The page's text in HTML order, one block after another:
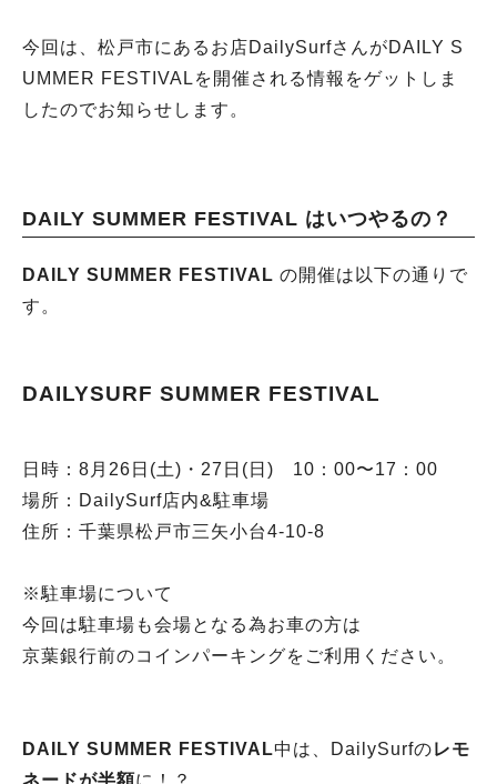
今回は、松戸市にあるお店DailySurfさんがDAILY S
UMMER FESTIVALを開催される情報をゲットしま
したのでお知らせします。
DAILY SUMMER FESTIVAL はいつやるの？
DAILY SUMMER FESTIVAL の開催は以下の通りで
す。
DAILYSURF SUMMER FESTIVAL
日時：8月26日(土)・27日(日) 10：00〜17：00
場所：DailySurf店内&駐車場
住所：千葉県松戸市三矢小台4-10-8
※駐車場について
今回は駐車場も会場となる為お車の方は
京葉銀行前のコインパーキングをご利用ください。
DAILY SUMMER FESTIVAL中は、DailySurfのレモ
ネードが半額に！？